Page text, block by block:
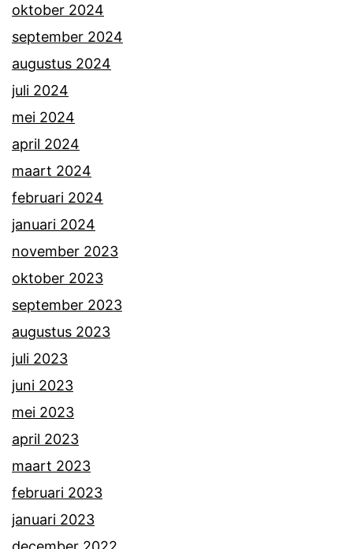
oktober 2024
september 2024
augustus 2024
juli 2024
mei 2024
april 2024
maart 2024
februari 2024
januari 2024
november 2023
oktober 2023
september 2023
augustus 2023
juli 2023
juni 2023
mei 2023
april 2023
maart 2023
februari 2023
januari 2023